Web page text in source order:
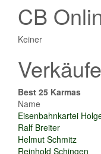
CB
Keiner
Best 25 Karmas
Name
Eisenbahnkartei
Ralf Breiter
Helmut Schmitz
Reinhold Schingen